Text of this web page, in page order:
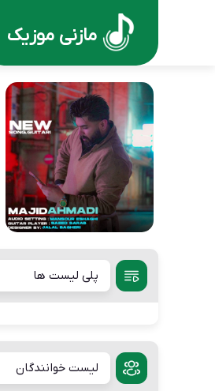
مازنی موزیک
پلی لیست ها
لیست خوانندگان